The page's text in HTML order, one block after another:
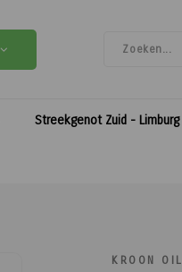
Streekgenot Zuid - Limburg
KROON OIL